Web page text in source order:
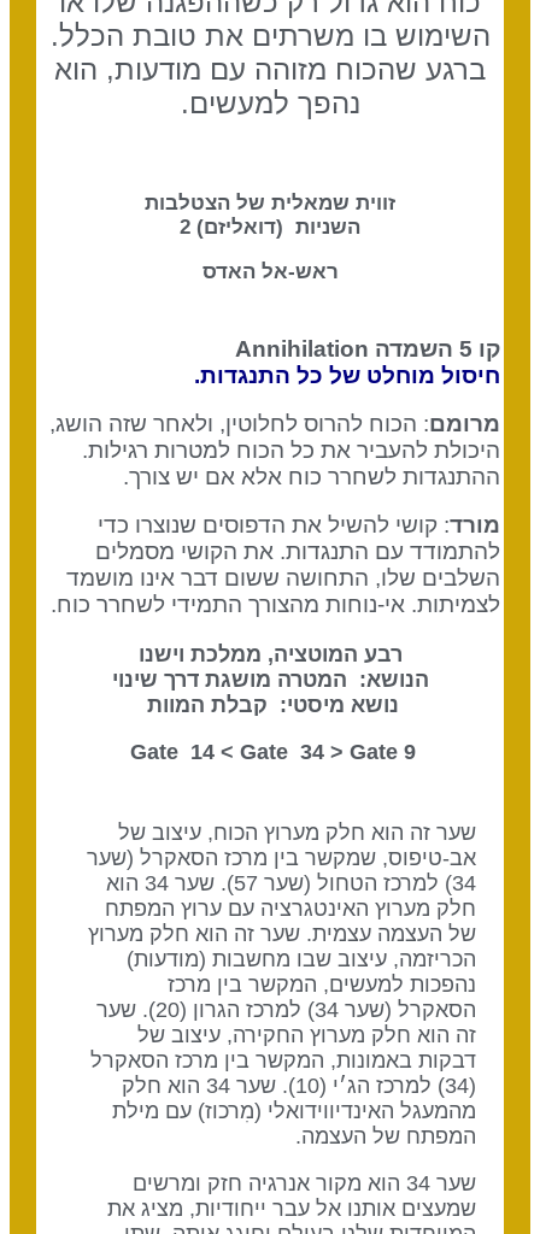
השימוש בו משרתים את טובת הכלל.
ברגע שהכוח מזוהה עם מודעות, הוא
נהפך למעשים.
זווית שמאלית של הצטלבות
השניות (דואליזם) 2
ראש-אל האדס
קו 5 השמדה
Annihilation
חיסול מוחלט של כל התנגדות.
מרומם:הכוח להרוס לחלוטין, ולאחר שזה הושג,
היכולת להעביר את כל הכוח למטרות רגילות.
ההתנגדות לשחרר כוח אלא אם יש צורך.
מורד:קושי להשיל את הדפוסים שנוצרו כדי
להתמודד עם התנגדות. את הקושי מסמלים
השלבים שלו, התחושה ששום דבר אינו מושמד
לצמיתות. אי-נוחות מהצורך התמידילשחרר כ וח.
רבע המוטציה, ממלכת וישנו
הנושא: המטרה מושגת דרך שינוי
נושא מיסטי: קבלת המוות
Gate 34 > Gate
שער זה הוא חלק מערוץ הכוח, עיצוב של
אב-טיפוס, שמקשר בין מרכז הסאקרל (שער
34) למרכז הטחול (שער 57). שער 34 הוא
חלק מערוץ האינטגרציה עם ערוץ המפתח
של העצמה עצמית. שער זה הוא חלק מערוץ
הכריזמה, עיצוב שבו מחשבות (מודעות)
נהפכות למעשים, המקשר בין מרכז
הסאקרל (שער 34) למרכז הגרון (20). שער
זה הוא חלק מערוץ החקירה, עיצוב של
דבקות באמונות, המקשר בין מרכז הסאקרל
(34) למרכז הג׳י (10). שער 34 הוא חלק
מהמעגל האינדיווידואלי (מִרכוז) עם מילת
המפתח של העצמה.
שער 34 הוא מקור אנרגיה חזק ומרשים
שמעצים אותנו אל עבר ייחודיות, מציג את